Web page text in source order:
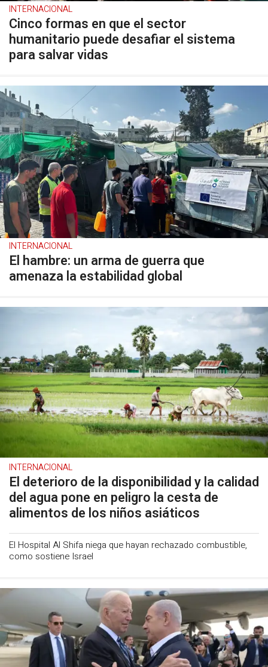
INTERNACIONAL
Cinco formas en que el sector
humanitario puede desafiar el sistema
para salvar vidas
INTERNACIONAL
El hambre: un arma de guerra que
amenaza la estabilidad global
INTERNACIONAL
El deterioro de la disponibilidad y la calidad
del agua pone en peligro la cesta de
alimentos de los niños asiáticos
El Hospital Al Shifa niega que hayan rechazado combustible,
como sostiene Israel